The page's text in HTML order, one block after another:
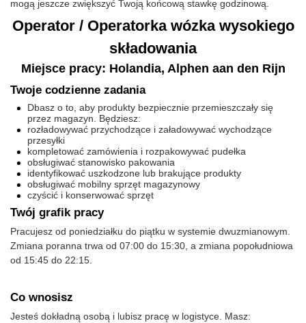
mogą jeszcze zwiększyć Twoją końcową stawkę godzinową.
Operator / Operatorka wózka wysokiego
składowania
Miejsce pracy: Holandia, Alphen aan den Rijn
Twoje codzienne zadania
Dbasz o to, aby produkty bezpiecznie przemieszczały się
przez magazyn. Będziesz:
rozładowywać przychodzące i załadowywać wychodzące
przesyłki
kompletować zamówienia i rozpakowywać pudełka
obsługiwać stanowisko pakowania
identyfikować uszkodzone lub brakujące produkty
obsługiwać mobilny sprzęt magazynowy
czyścić i konserwować sprzęt
Twój grafik pracy
Pracujesz od poniedziałku do piątku w systemie dwuzmianowym.
Zmiana poranna trwa od 07:00 do 15:30, a zmiana popołudniowa
od 15:45 do 22:15.
Co wnosisz
Jesteś dokładną osobą i lubisz pracę w logistyce. Masz: